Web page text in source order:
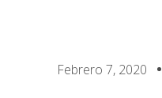
Febrero 7, 2020